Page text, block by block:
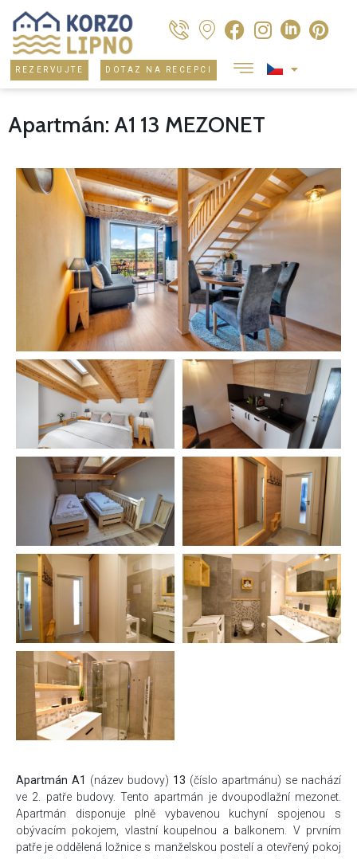
REZERVUJTE DOTAZ NA RECEPCI
Apartmán: A1 13 MEZONET
Apartmán A1 (název budovy) 13 (číslo apartmánu) se nachází
ve 2. patře budovy. Tento apartmán je dvoupodlažní mezonet.
Apartmán disponuje plně vybavenou kuchyní spojenou s
obývacím pokojem, vlastní koupelnou a balkonem. V prvním
patře je oddělená ložnice s manželskou postelí a otevřený pokoj